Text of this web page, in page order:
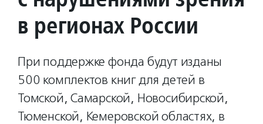
в регионах России
При поддержке фонда будут изданы
500 комплектов книг для детей в
Томской, Самарской, Новосибирской,
Тюменской, Кемеровской областях, в